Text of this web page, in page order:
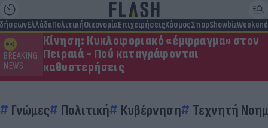
ΕλλάδαΠολιτικήΟικονομίαΕπιχειρήσειςΚόσμοςΣπορShowbizWeekend
BREAKING
NEWS
Κίνηση: Κυκλοφοριακό «έμφραγμα» στον
Πειραιά - Πού καταγράφονται
καθυστερήσεις
Γνώμες Πολιτική Κυβέρνηση Τεχνητή